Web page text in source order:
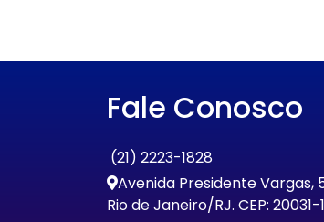
Fale Conosco
(21) 2223-1828
Avenida Presidente Vargas,
Rio de Janeiro/RJ. CEP: 20031-